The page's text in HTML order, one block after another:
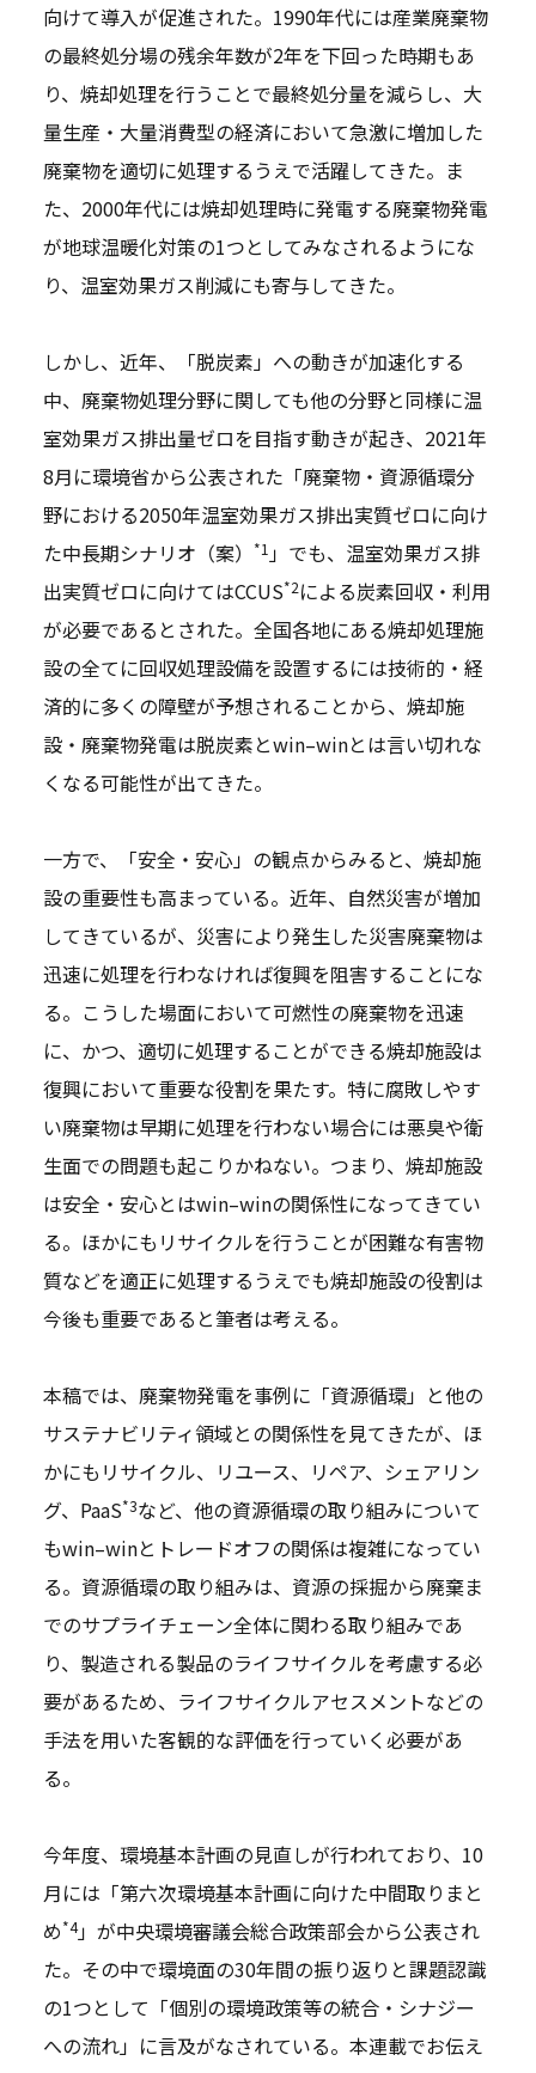
向けて導入が促進された。1990年代には産業廃棄物
の最終処分場の残余年数が2年を下回った時期もあ
り、焼却処理を行うことで最終処分量を減らし、大
量生産・大量消費型の経済において急激に増加した
廃棄物を適切に処理するうえで活躍してきた。ま
た、2000年代には焼却処理時に発電する廃棄物発電
が地球温暖化対策の1つとしてみなされるようにな
り、温室効果ガス削減にも寄与してきた。
しかし、近年、「脱炭素」への動きが加速化する
中、廃棄物処理分野に関しても他の分野と同様に温
室効果ガス排出量ゼロを目指す動きが起き、2021年
8月に環境省から公表された「廃棄物・資源循環分
野における2050年温室効果ガス排出実質ゼロに向け
た中長期シナリオ（案）
*1 」でも、温室効果ガス排
出実質ゼロに向けてはCCUS*2による炭素回収・利用
が必要であるとされた。全国各地にある焼却処理施
設の全てに回収処理設備を設置するには技術的・経
済的に多くの障壁が予想されることから、焼却施
設・廃棄物発電は脱炭素とwin–winとは言い切れな
くなる可能性が出てきた。
一方で、「安全・安心」の観点からみると、焼却施
設の重要性も高まっている。近年、自然災害が増加
してきているが、災害により発生した災害廃棄物は
迅速に処理を行わなければ復興を阻害することにな
る。こうした場面において可燃性の廃棄物を迅速
に、かつ、適切に処理することができる焼却施設は
復興において重要な役割を果たす。特に腐敗しやす
い廃棄物は早期に処理を行わない場合には悪臭や衛
生面での問題も起こりかねない。つまり、焼却施設
は安全・安心とはwin–winの関係性になってきてい
る。ほかにもリサイクルを行うことが困難な有害物
質などを適正に処理するうえでも焼却施設の役割は
今後も重要であると筆者は考える。
本稿では、廃棄物発電を事例に「資源循環」と他の
サステナビリティ領域との関係性を見てきたが、ほ
かにもリサイクル、リユース、リペア、シェアリン
グ、PaaS*3など、他の資源循環の取り組みについて
もwin–winとトレードオフの関係は複雑になってい
る。資源循環の取り組みは、資源の採掘から廃棄ま
でのサプライチェーン全体に関わる取り組みであ
り、製造される製品のライフサイクルを考慮する必
要があるため、ライフサイクルアセスメントなどの
手法を用いた客観的な評価を行っていく必要があ
る。
今年度、環境基本計画の見直しが行われており、10
月には「第六次環境基本計画に向けた中間取りまと
め*4」が中央環境審議会総合政策部会から公表され
た。その中で環境面の30年間の振り返りと課題認識
の1つとして「個別の環境政策等の統合・シナジー
への流れ」に言及がなされている。本連載でお伝え